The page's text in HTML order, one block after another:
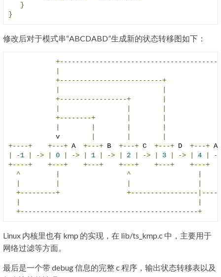
}
}
修改后对于模式串“ABCDABD”生成新的状态转移图如下：
+--------------------------+
+-----------------+
+--------+
            v
+----+
+---+ A +---+ B +---+ C +---+ D +---+
-1 -> 0 -> 1 -> 2 -> 3 -> 4
->
+----+
+---+ +---+ +---+ +---+
+---+
^
^
+---------+
+-----------------
+---------------------------------------------+
Linux 内核里也有 kmp 的实现，在 lib/ts_kmp.c 中，主要用于
网络过滤等方面。
最后是一个带 debug 信息的完整 c 程序，输出状态转移表以及